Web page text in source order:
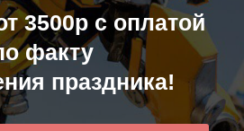
3500р с оплатой
факту
праздника!